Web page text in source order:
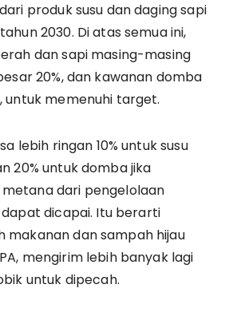
produk susu dan daging sapi
2030. Di atas semua ini,
dan sapi masing-masing
20%, dan kawanan domba
untuk memenuhi target.
lebih ringan 10% untuk susu
20% untuk domba jika
dari pengelolaan
dicapai. Itu berarti
makanan dan sampah hijau
mengirim lebih banyak lagi
untuk dipecah.